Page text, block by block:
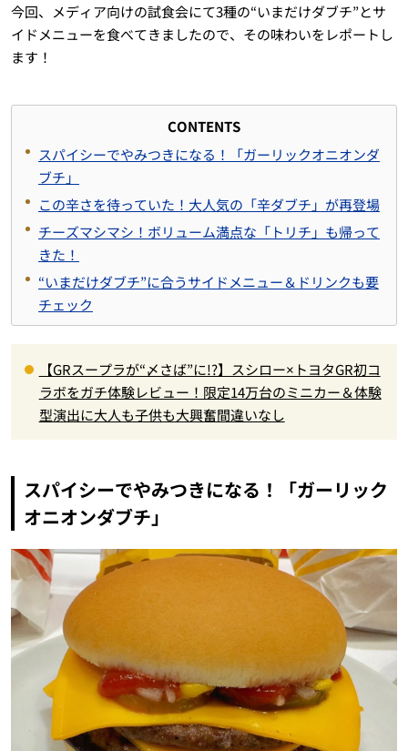
今回、メディア向けの試食会にて3種の“いまだけダブチ”とサ
イドメニューを食べてきましたので、その味わいをレポートし
ます！
CONTENTS
スパイシーでやみつきになる！「ガーリックオニオンダ
ブチ」
この辛さを待っていた！大人気の「辛ダブチ」が再登場
チーズマシマシ！ボリューム満点な「トリチ」も帰って
きた！
“いまだけダブチ”に合うサイドメニュー＆ドリンクも要
チェック
【GRスープラが“〆さば”に!?】スシロー×トヨタGR初コ
ラボをガチ体験レビュー！限定14万台のミニカー＆体験
型演出に大人も子供も大興奮間違いなし
スパイシーでやみつきになる！「ガーリック
オニオンダブチ」